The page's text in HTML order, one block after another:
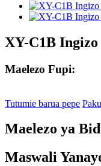
XY-C1B
Maelezo Fupi:
Tutumie barua pepe
Maelezo ya
Maswali